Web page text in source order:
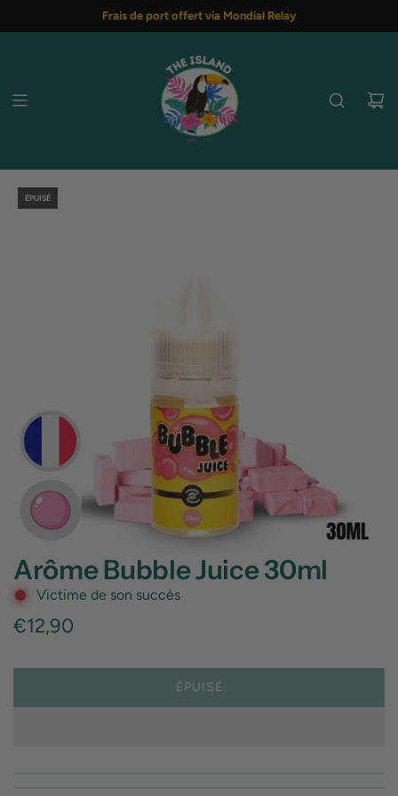
Frais de port offert via Mondial Relay
ÉPUISÉ
Arôme Bubble Juice 30ml
Victime de son succès
Prix
€12,90
ÉPUISÉ
C
G